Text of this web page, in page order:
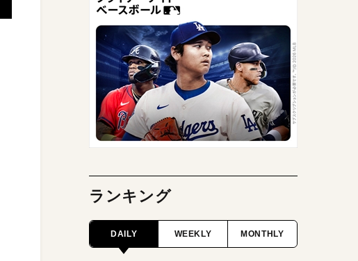
ランキング
DAILY WEEKLY MONTHLY